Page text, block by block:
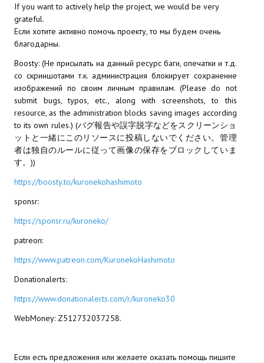
Sea Dogs Remaster Fan Edition
НОВОСТИ ПОРТАЛА
Новости
Новости Архив
МОДЫ ДЛЯ ИГР
Патчи
Mass Effect 2
Моды
Divinity Original Sin Enhanced Edition
Dragon Age: Origins
Dragon Age: Inquisition
If you want to actively help the project, we would be very
grateful.
Если хотите активно помочь проекту, то мы будем очень
благодарны.
Boosty: (Не присылать на данный ресурс баги, опечатки и т.д.
со скриншотами т.к. администрация блокирует сохранение
изображений по своим личным правилам. (Please do not
submit bugs, typos, etc., along with screenshots, to this
resource, as the administration blocks saving images according
to its own rules.) (バグ報告や誤字脱字などをスクリーンショ
ットと一緒にこのリソースに投稿しないでください。管理
者は独自のルールに従って画像の保存をブロックしていま
す。))
https://boosty.to/kuronekohashimoto
sponsr:
https://sponsr.ru/kuroneko/
patreon:
https://www.patreon.com/KuronekoHashimoto
Donationalerts:
https://www.donationalerts.com/r/kuroneko30
WebMoney: Z512732037258.
Если есть предложения или желаете оказать помощь пишите